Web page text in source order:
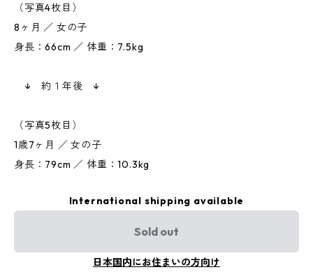
（写真4枚目）
8ヶ月 ／ 女の子
身長：66cm ／ 体重：7.5kg
↓ 約１年後 ↓
（写真5枚目）
1歳7ヶ月 ／ 女の子
身長：79cm ／ 体重：10.3kg
International shipping available
Sold out
日本国内にお住まいの方向け